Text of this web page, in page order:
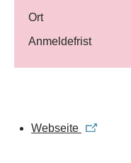
Ort
Anmeldefrist
Webseite